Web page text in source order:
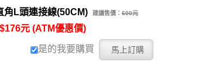
L頭連接線(50CM) 建議售價： 600元
$176元 (ATM優惠價)
是的我要購買